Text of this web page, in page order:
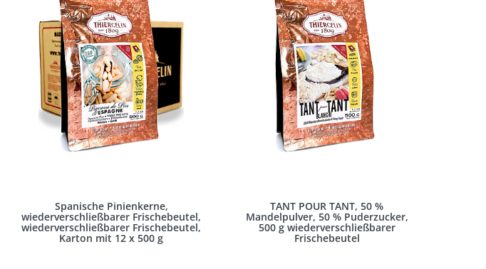
Spanische Pinienkerne,
wiederverschließbarer Frischebeutel,
wiederverschließbarer Frischebeutel,
Karton mit 12 x 500 g
TANT POUR TANT, 50 %
Mandelpulver, 50 % Puderzucker,
500 g wiederverschließbarer
Frischebeutel